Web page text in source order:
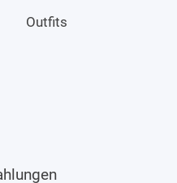
Outfits